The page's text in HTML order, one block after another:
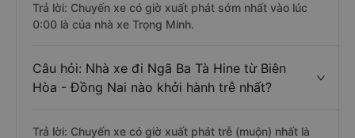
Trả lời: Chuyến xe có giờ xuất phát sớm nhất vào lúc
0:00 là của nhà xe Trọng Minh.
Câu hỏi: Nhà xe đi Ngã Ba Tà Hine từ Biên
Hòa - Đồng Nai nào khởi hành trễ nhất?
Trả lời: Chuyến xe có giờ xuất phát trễ (muộn) nhất là